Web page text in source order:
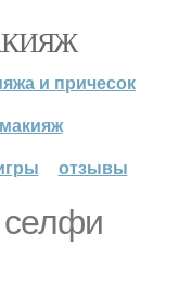
и причесок
отзывы